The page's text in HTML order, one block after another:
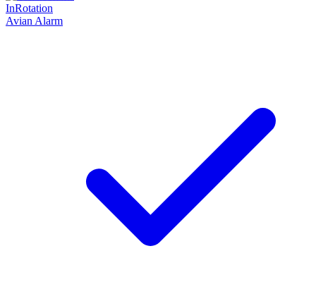
InRotation
Avian Alarm